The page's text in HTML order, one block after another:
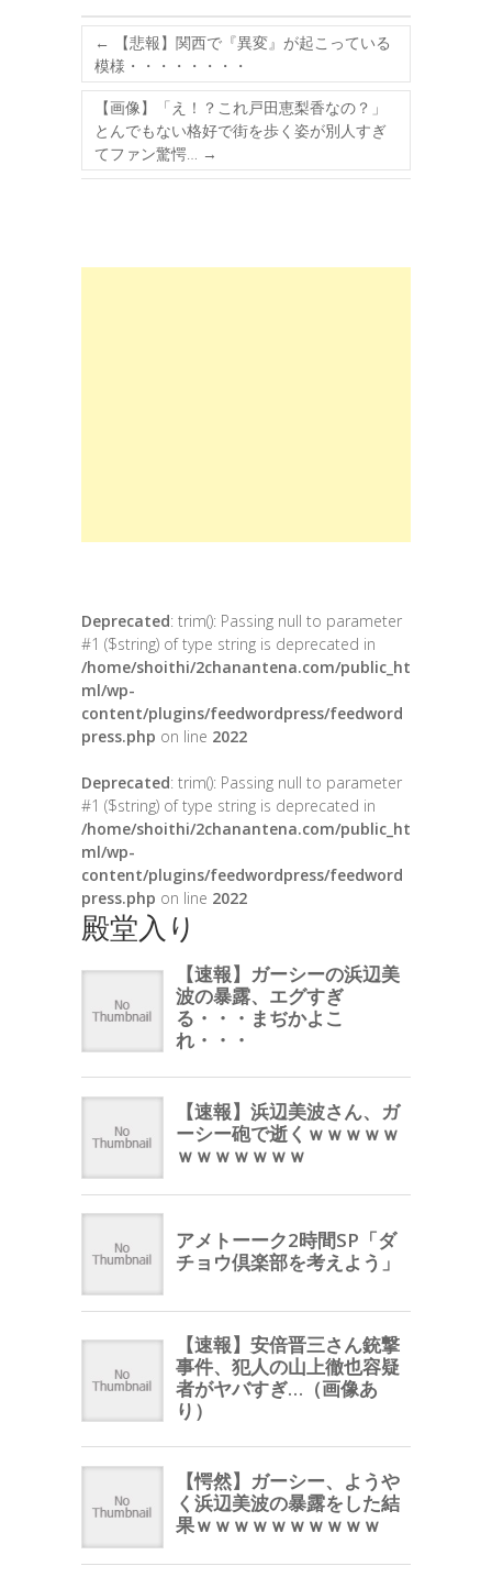
←
【悲報】関西で『異変』が起こっている
模様・・・・・・・・
【画像】「え！？これ戸田恵梨香なの？」
とんでもない格好で街を歩く姿が別人すぎ
てファン驚愕… →
Deprecated: trim(): Passing null to parameter
#1 ($string) of type string is deprecated in
/home/shoithi/2chanantena.com/public_ht
ml/wp-
content/plugins/feedwordpress/feedword
press.php on line 2022
Deprecated: trim(): Passing null to parameter
#1 ($string) of type string is deprecated in
/home/shoithi/2chanantena.com/public_ht
ml/wp-
content/plugins/feedwordpress/feedword
press.php on line 2022
殿堂入り